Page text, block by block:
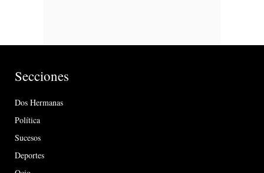
Secciones
Dos Hermanas
Política
Sucesos
Deportes